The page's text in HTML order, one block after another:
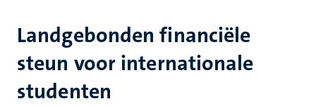
Landgebonden financiële
steun voor internationale
studenten